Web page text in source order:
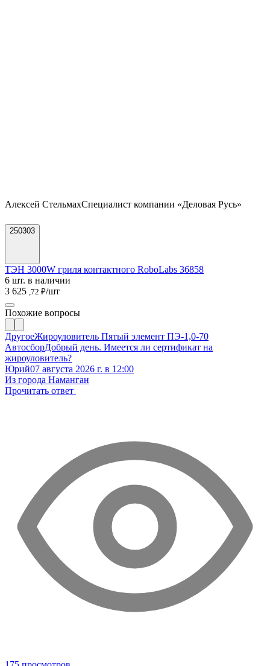
Алексей СтельмахСпециалист компании «Деловая Русь»
250303
ТЭН 3000W гриля контактного RoboLabs 36858
6 шт. в наличии
3 625 ,72 ₽/шт
Похожие вопросы
ДругоеЖироуловитель Пятый элемент ПЭ-1,0-70
АвтосборДобрый день. Имеется ли сертификат на
жироуловитель?
Юрий07 августа 2026 г. в 12:00
Из города Наманган
Прочитать ответ